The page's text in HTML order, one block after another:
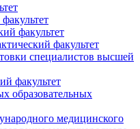
факультет
факультет
специалистов высшей
факультет
образовательных
медицинского